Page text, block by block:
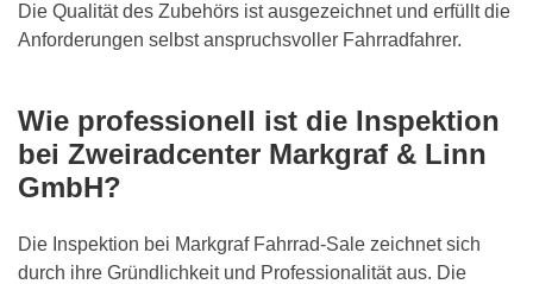
Die Qualität des Zubehörs ist ausgezeichnet und erfüllt die
Anforderungen selbst anspruchsvoller Fahrradfahrer.
Wie professionell ist die Inspektion
bei Zweiradcenter Markgraf & Linn
GmbH?
Die Inspektion bei Markgraf Fahrrad-Sale zeichnet sich
durch ihre Gründlichkeit und Professionalität aus. Die